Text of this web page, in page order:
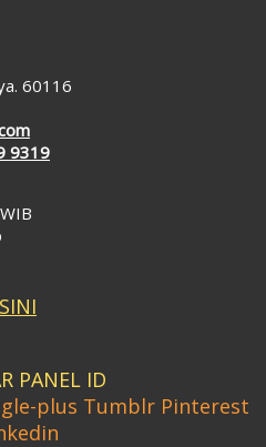
60116
9319
PANEL ID
plus Tumblr Pinterest